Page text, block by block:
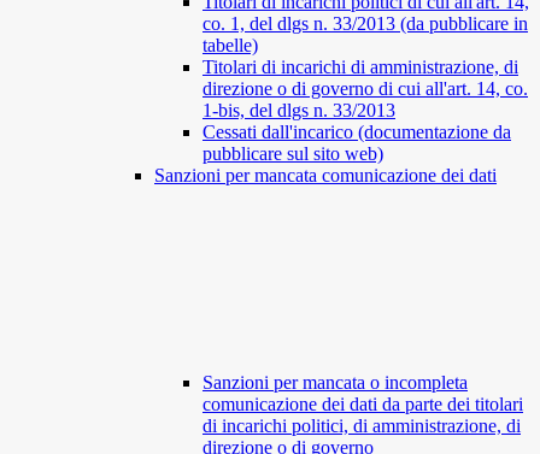
co. 1, del dlgs n. 33/2013 (da pubblicare in
tabelle)
Titolari di incarichi di amministrazione, di
direzione o di governo di cui all'art. 14, co.
1-bis, del dlgs n. 33/2013
Cessati dall'incarico (documentazione da
pubblicare sul sito web)
Sanzioni per mancata comunicazione dei dati
Sanzioni per mancata o incompleta
comunicazione dei dati da parte dei titolari
di incarichi politici, di amministrazione, di
direzione o di governo